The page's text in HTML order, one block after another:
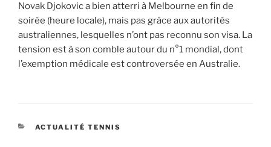
Novak Djokovic a bien atterri à Melbourne en fin de
soirée (heure locale), mais pas grâce aux autorités
australiennes, lesquelles n’ont pas reconnu son visa. La
tension est à son comble autour du n°1 mondial, dont
l’exemption médicale est controversée en Australie.
CATEGORIES
ACTUALITÉ TENNIS